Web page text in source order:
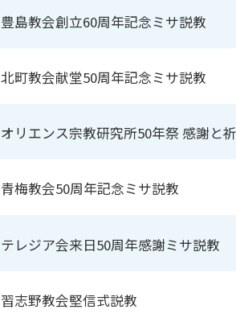
豊島教会創立60周年記念ミサ説教
北町教会献堂50周年記念ミサ説教
オリエンス宗教研究所50年祭 感謝と
青梅教会50周年記念ミサ説教
テレジア会来日50周年感謝ミサ説教
習志野教会堅信式説教